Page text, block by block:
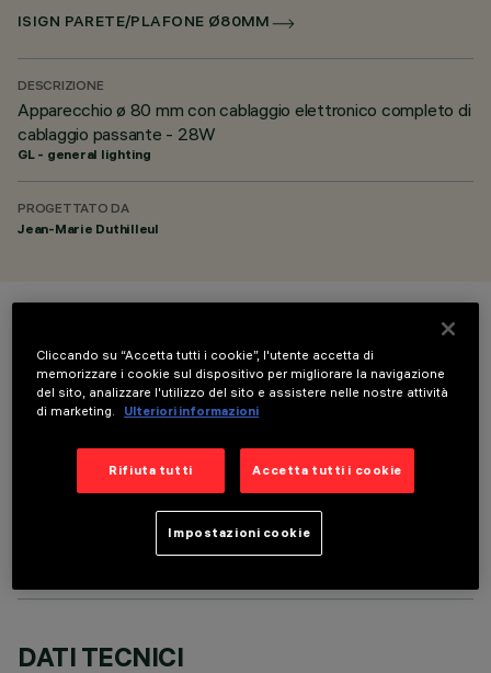
ISIGN PARETE/PLAFONE Ø80MM
DESCRIZIONE
Apparecchio ø 80 mm con cablaggio elettronico completo di
cablaggio passante - 28W
GL - general lighting
PROGETTATO DA
Jean-Marie Duthilleul
COMPONENTI OPZIONALI
DATI TECNICI
Cliccando su “Accetta tutti i cookie”, l'utente accetta di
memorizzare i cookie sul dispositivo per migliorare la navigazione
del sito, analizzare l'utilizzo del sito e assistere nelle nostre attività
di marketing.
Ulteriori informazioni
Rifiuta tutti Accetta tutti i cookie
Impostazioni cookie